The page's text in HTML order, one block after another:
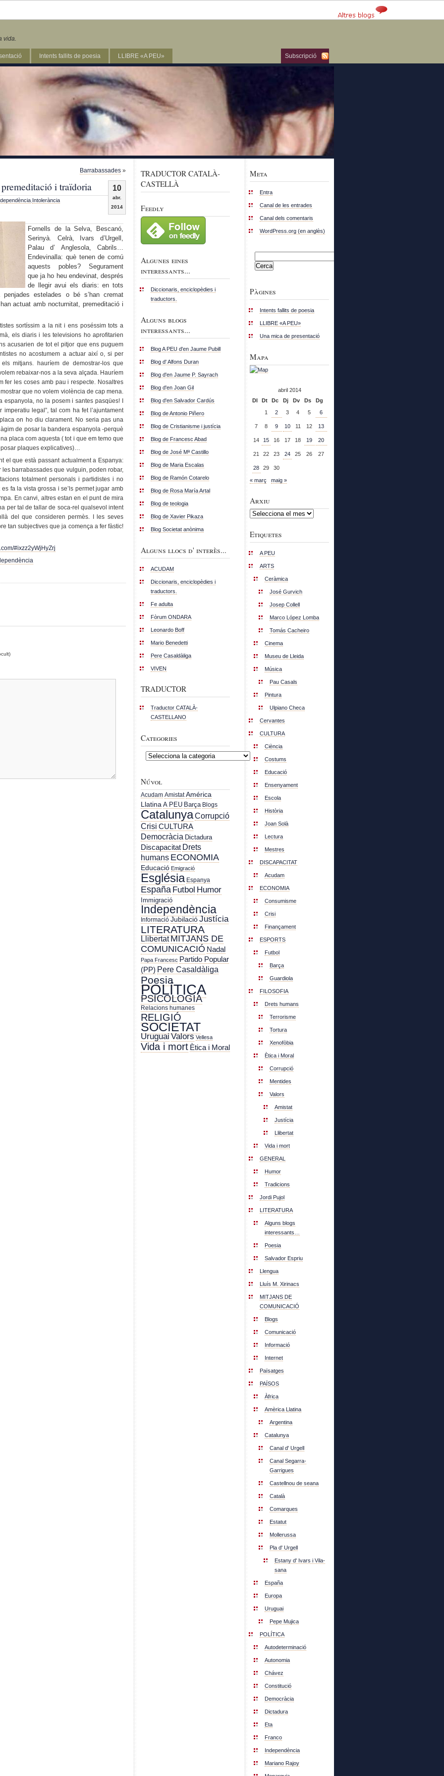
vida.
Subscripció
Intents fallits de poesia LLIBRE «A PEU»
Barrabassades »
10
abr.
2014
i traïdoria
Intolerància
Fornells de la Selva, Bescanó,
Serinyà. Celrà, Ivars d’Urgell,
Palau d’ Anglesola, Cabrils…
Endevinalla: què tenen de comú
aquests pobles? Segurament
que ja ho heu endevinat, després
de llegir avui els diaris: en tots
estelades o bé s’han cremat
actuat amb nocturnitat, premeditació i
sortíssim a la nit i ens poséssim tots a
els diaris i les televisions ho aprofitarien
acusarien de tot el pitjor que ens puguem
no acostumem a actuar així o, si per
mitjans. hauríem de demostrar-los que
rebaixar-nos a la seva alçada. Hauríem
fer les coses amb pau i respecte. Nosaltres
que no volem violència de cap mena.
no la posem i santes pasqües! I
legal”, tal com ha fet l’ajuntament
on ho diu clarament. No seria pas una
de posar la bandera espanyola -perquè
placa com aquesta ( tot i que em temo que
plaques explicatives)…
el que està passant actualment a Espanya:
barrabassades que vulguin, poden robar,
totalment personals i partidistes i no
fa la vista grossa i se’ls permet jugar amb
En canvi, altres estan en el punt de mira
per tal de tallar de soca-rel qualsevol intent
del que consideren permès. I les seves
tan subjectives que ja comença a fer fàstic!
#ixzz2yWjHyZrj
TRADUCTOR CATALÀ-
CASTELLÀ
Feedly
Algunes eines
interessants...
Diccionaris, enciclopèdies i
traductors.
Alguns blogs
interessants...
Blog A PEU d'en Jaume Pubill
Blog d' Alfons Duran
Blog d'en Jaume P. Sayrach
Blog d'en Joan Gil
Blog d'en Salvador Cardús
Blog de Antonio Piñero
Blog de Cristianisme i justícia
Blog de Francesc Abad
Blog de José Mª Castillo
Blog de Maria Escalas
Blog de Ramón Cotarelo
Blog de Rosa María Artal
Blog de teologia
Blog de Xavier Pikaza
Blog Societat anònima
Alguns llocs d' interès...
ACUDAM
Diccionaris, enciclopèdies i
traductors.
Fe adulta
Fòrum ONDARA
Leonardo Boff
Mario Benedetti
Pere Casaldàliga
VIVEN
TRADUCTOR
Traductor CATALÀ-
CASTELLANO
Categories
Categories
Núvol
Acudam Amistat América
Llatina A PEU Barça Blogs
CatalunyaCorrupció
Crisi CULTURA
Democràcia Dictadura
Discapacitat Drets
humans ECONOMIA
Educació Emigració
Església Espanya
España Futbol Humor
Immigració
Independència
Informació JubilacióJustícia
LITERATURA
LlibertatMITJANS DE
COMUNICACIÓ Nadal
Papa Francesc Partido Popular
(PP) Pere Casaldàliga
Poesia
POLÍTICA
PSICOLOGIA
Relacions humanes
RELIGIÓ
SOCIETAT
Uruguai Valors Vellesa
Vida i mort Ètica i Moral
Meta
Entra
Canal de les entrades
Canal dels comentaris
WordPress.org (en anglès)
Pàgines
Intents fallits de poesia
LLIBRE «A PEU»
Una mica de presentació
Mapa
abril 2014
Dl
Dt Dc Dj Dv Ds
Dg
1
2 3 4 5 6
7 8 9 10 11 12 13
14 15 16 17 18 19 20
21 22 23 24 25 26 27
28 29 30
« març maig »
Arxiu
Arxiu
Etiquetes
A PEU
ARTS
Ceràmica
José Gurvich
Josep Collell
Marco López Lomba
Tomás Cacheiro
Cinema
Museu de Lleida
Música
Pau Casals
Pintura
Ulpiano Checa
Cervantes
CULTURA
Ciència
Costums
Educació
Ensenyament
Escola
Història
Joan Solà
Lectura
Mestres
DISCAPACITAT
Acudam
ECONOMIA
Consumisme
Crisi
Finançament
ESPORTS
Futbol
Barça
Guardiola
FILOSOFIA
Drets humans
Terrorisme
Tortura
Xenofòbia
Ètica i Moral
Corrupció
Mentides
Valors
Amistat
Justícia
Llibertat
Vida i mort
GENERAL
Humor
Tradicions
Jordi Pujol
LITERATURA
Alguns blogs
interessants…
Poesia
Salvador Espriu
Llengua
Lluís M. Xirinacs
MITJANS DE
COMUNICACIÓ
Blogs
Comunicació
Informació
Internet
Païsatges
PAÏSOS
Àfrica
Amèrica Llatina
Argentina
Catalunya
Canal d' Urgell
Canal Segarra-
Garrigues
Castellnou de seana
Català
Comarques
Estatut
Mollerussa
Pla d' Urgell
Estany d' Ivars i Vila-
sana
España
Europa
Uruguai
Pepe Mujica
POLÍTICA
Autodeterminació
Autonomia
Chávez
Constitució
Democràcia
Dictadura
Eta
Franco
Independència
Mariano Rajoy